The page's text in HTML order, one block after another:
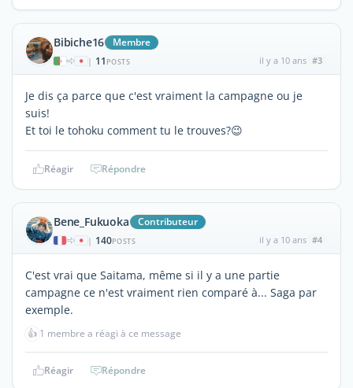
Bibiche16 Membre
| 11 POSTS il y a 10 ans #3
Je dis ça parce que c'est vraiment la campagne ou je
suis!
Et toi le tohoku comment tu le trouves?😉
Réagir Répondre
Bene_Fukuoka Contributeur
| 140POSTS il y a 10 ans #4
C'est vrai que Saitama, même si il y a une partie
campagne ce n'est vraiment rien comparé à... Saga par
exemple.
👍 1 membre a réagi à ce message
Réagir Répondre